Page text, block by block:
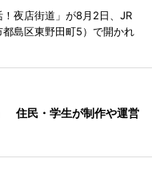
夜店街道」が8月2日、JR
島区東野田町5）で開かれ
住民・学生が制作や運営